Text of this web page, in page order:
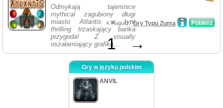
Odmykają tajemnice
mythical zagubiony długi
miasto Atlantis w tym
thrilling trzaskający bańka
przygoda! Z visually
oszałamiający grafika,...
Pobierz
4, August /Gry Typu Zuma
1 →
Gry w języku polskim
ANVIL